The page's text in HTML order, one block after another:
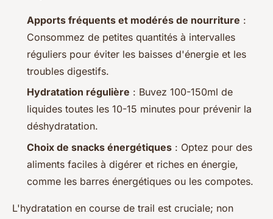
Apports fréquents et modérés de nourriture :
Consommez de petites quantités à intervalles
réguliers pour éviter les baisses d'énergie et les
troubles digestifs.
Hydratation régulière : Buvez 100-150ml de
liquides toutes les 10-15 minutes pour prévenir la
déshydratation.
Choix de snacks énergétiques : Optez pour des
aliments faciles à digérer et riches en énergie,
comme les barres énergétiques ou les compotes.
L'hydratation en course de trail est cruciale; non